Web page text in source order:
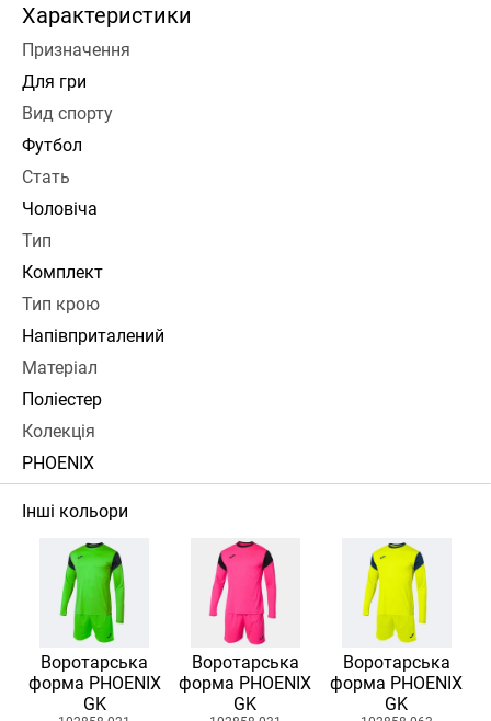
Характеристики
Призначення
Для гри
Вид спорту
Футбол
Стать
Чоловіча
Тип
Комплект
Тип крою
Напівприталений
Матеріал
Поліестер
Колекція
PHOENIX
Інші кольори
Воротарська
форма PHOENIX
GK
Воротарська
форма PHOENIX
GK
Воротарська
форма PHOENIX
GK